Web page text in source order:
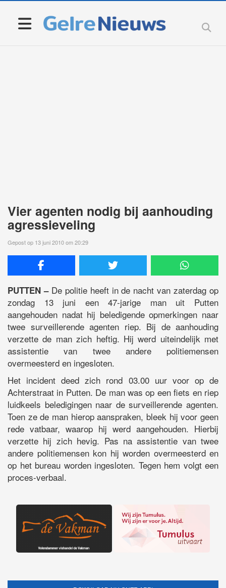
Vier agenten nodig bij aanhouding
agressieveling
Gepost op 13 juni 2010 om 20:29
PUTTEN –De politie heeft in de nacht van zaterdag op
zondag 13 juni een 47-jarige man uit Putten
aangehouden nadat hij beledigende opmerkingen naar
twee surveillerende agenten riep. Bij de aanhouding
verzette de man zich heftig. Hij werd uiteindelijk met
assistentie van twee andere politiemensen
overmeesterd en ingesloten.
Het incident deed zich rond 03.00 uur voor op de
Achterstraat in Putten. De man was op een fiets en riep
luidkeels beledigingen naar de surveillerende agenten.
Toen ze de man hierop aanspraken, bleek hij voor geen
rede vatbaar, waarop hij werd aangehouden. Hierbij
verzette hij zich hevig. Pas na assistentie van twee
andere politiemensen kon hij worden overmeesterd en
op het bureau worden ingesloten. Tegen hem volgt een
proces-verbaal.